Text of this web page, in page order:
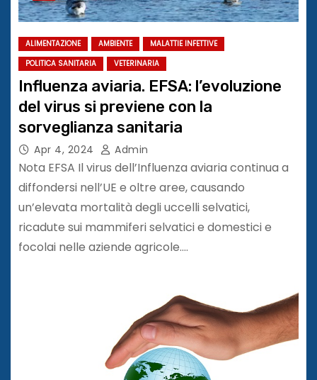
ALIMENTAZIONE AMBIENTE
MALATTIE INFETTIVE
POLITICA SANITARIA
VETERINARIA
Influenza aviaria. EFSA: l’evoluzione
del virus si previene con la
sorveglianza sanitaria
Apr 4, 2024 Admin
Nota EFSA Il virus dell’Influenza aviaria continua a
diffondersi nell’UE e oltre aree, causando
un’elevata mortalità degli uccelli selvatici,
ricadute sui mammiferi selvatici e domestici e
focolai nelle aziende agricole.…